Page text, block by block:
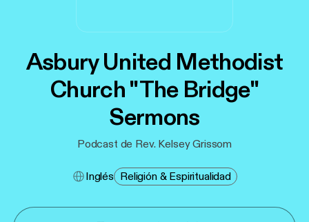
Asbury United Methodist
Church "The Bridge"
Sermons
Podcast de Rev. Kelsey Grissom
Inglés Religión & Espiritualidad